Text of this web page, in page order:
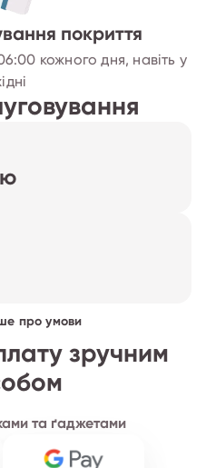
покриття
кожного дня, навіть у
про умови
зручним
та ґаджетами